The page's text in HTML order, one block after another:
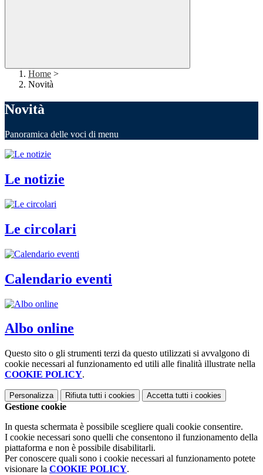
Home >
Novità
Novità
Panoramica delle voci di menu
Le notizie
Le circolari
Calendario eventi
Albo online
Questo sito o gli strumenti terzi da questo utilizzati si avvalgono di
cookie necessari al funzionamento ed utili alle finalità illustrate nella
COOKIE POLICY.
Personalizza Rifiuta tutti i cookies Accetta tutti i cookies
Gestione cookie
In questa schermata è possibile scegliere quali cookie consentire.
I cookie necessari sono quelli che consentono il funzionamento della
piattaforma e non è possibile disabilitarli.
Per conoscere quali sono i cookie necessari al funzionamento potete
visionare la COOKIE POLICY.